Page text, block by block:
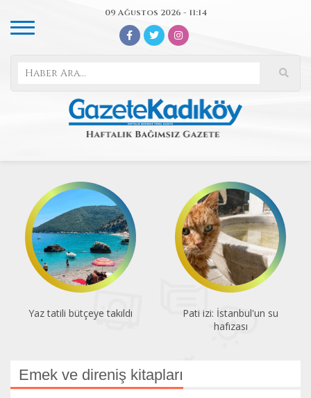
09 Ağustos 2026 - 11:14
Pati izi: İstanbul'un su
Bir gezginin gözünden
Kadıköy
Emek ve direniş kitapları